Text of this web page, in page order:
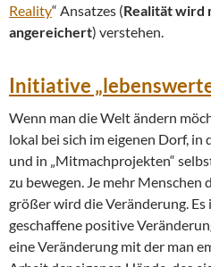
Reality“ Ansatzes (Realität wird
angereichert) verstehen.
Initiative
Wenn man die Welt ändern
lokal bei sich im eigenen Dorf, in
und in „Mitmachprojekten“
zu bewegen. Je mehr Menschen
größer wird die Veränderung.
geschaffene positive
eine Veränderung mit der man